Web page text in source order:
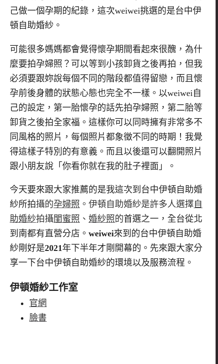
己做一個孕期的紀錄，這次weiwei挑選的是台中伊
頓自助婚紗。
可能很多媽媽都會覺得懷孕期間看起來很醜，為什
麼要拍孕婦照？可以等到小孩卸貨之後再拍，但我
必須要跟妳說每個不同的階段都值得留戀，而且懷
孕前後身體的狀態心態也完全不一樣。以weiwei 自
己的設定，第一胎懷孕的話先拍孕婦照，第二胎等
卸貨之後拍全家福。這樣你可以同時擁有非常多不
同風格的照片，每個照片都象徵不同的時期！我覺
得這樣子特別的有意義。而且以後還可以翻開照片
跟小朋友說「你看你就在我的肚子裡面」。
今天要來跟大家推薦的是我這次到台中伊頓自助婚
紗所拍攝的孕婦照 。伊頓自助婚紗是許多人選擇 自
助婚紗拍攝閨蜜照 、 婚紗照的首選之一，全台從北
到南都有直營分店。 weiwei來到的台中伊頓自助婚
紗剛好是2021年下半年才剛開幕的。先來跟大家分
享一下台中伊頓自助婚紗的環境以及服務流程。
伊頓婚紗工作室
官網
臉書